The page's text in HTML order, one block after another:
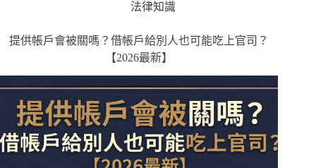
法律知識
提供帳戶會被關嗎？借帳戶給別人也可能吃上官司？
【2026最新】